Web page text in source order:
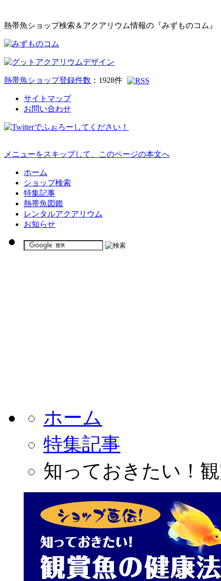
熱帯魚ショップ検索＆アクアリウム情報の『みずものコム』
熱帯魚ショップ登録件数 ： 1928件
サイトマップ
お問い合わせ
メニューをスキップして、このページの本文へ
ホーム
ショップ検索
特集記事
熱帯魚図鑑
レンタルアクアリウム
お知らせ
ホーム
特集記事
知っておきたい！